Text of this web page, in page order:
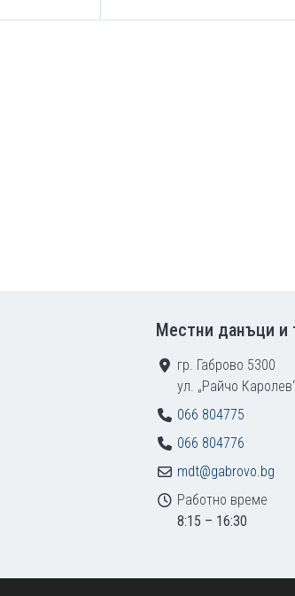
Местни данъци и
гр. Габрово 5300
ул. „Райчо
066 804775
066 804776
mdt@gabrovo.bg
Работно време
8:15 – 16:30